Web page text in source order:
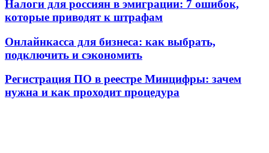
Налоги для россиян в эмиграции: 7 ошибок,
которые приводят к штрафам
Онлайнкасса для бизнеса: как выбрать,
подключить и сэкономить
Регистрация ПО в реестре Минцифры: зачем
нужна и как проходит процедура